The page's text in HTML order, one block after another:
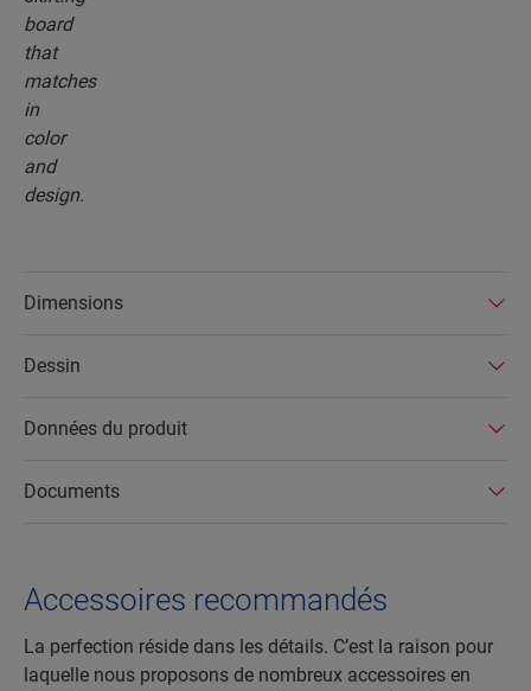
Dimensions
Dessin
Données du produit
Documents
Accessoires recommandés
La perfection réside dans les détails. C’est la raison pour
laquelle nous proposons de nombreux accessoires en